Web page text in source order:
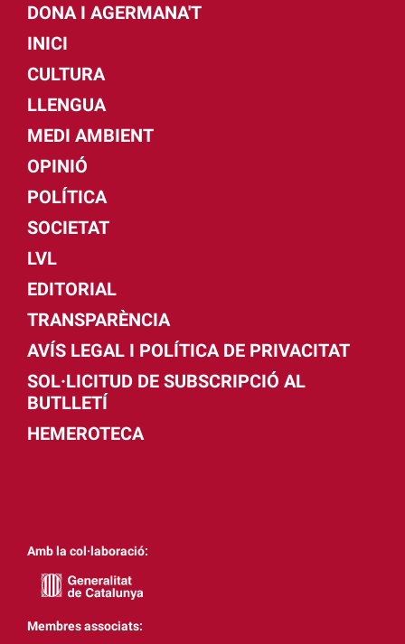
DONA I AGERMANA'T
INICI
CULTURA
LLENGUA
MEDI AMBIENT
OPINIÓ
POLÍTICA
SOCIETAT
LVL
EDITORIAL
TRANSPARÈNCIA
AVÍS LEGAL I POLÍTICA DE PRIVACITAT
SOL·LICITUD DE SUBSCRIPCIÓ AL
BUTLLETÍ
HEMEROTECA
Amb la col·laboració:
Membres associats: